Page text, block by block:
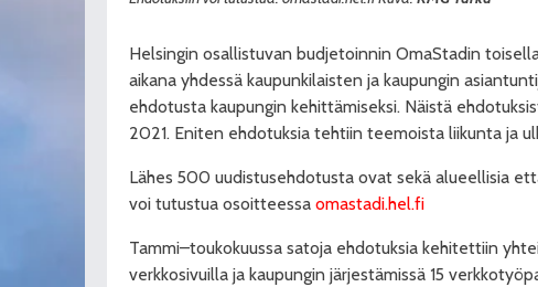
Helsingin osallistuvan budjetoinnin OmaStadin
aikana yhdessä kaupunkilaisten ja kaupungin
ehdotusta kaupungin kehittämiseksi. Näistä
2021. Eniten ehdotuksia tehtiin teemoista liikunta ja
Lähes 500 uudistusehdotusta ovat sekä alueellisia
voi tutustua osoitteessa omastadi.hel.fi
Tammi–toukokuussa satoja ehdotuksia kehitettiin
verkkosivuilla ja kaupungin järjestämissä 15